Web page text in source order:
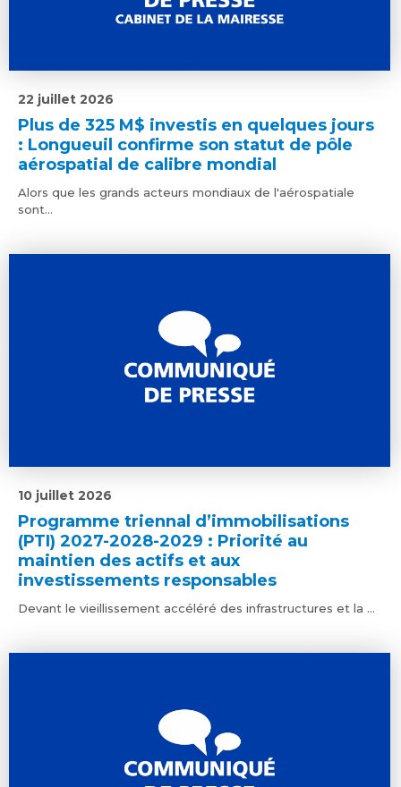
Plus de 325 M$ investis en quelques jours
: Longueuil confirme son statut de pôle
aérospatial de calibre mondial
22 juillet 2026
Alors que les grands acteurs mondiaux de l'aérospatiale
sont...
Programme triennal d’immobilisations
(PTI) 2027-2028-2029 : Priorité au
maintien des actifs et aux
investissements responsables
10 juillet 2026
Devant le vieillissement accéléré des infrastructures et la ...